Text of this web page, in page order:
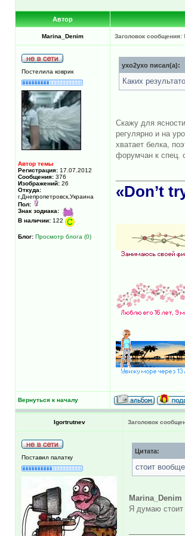
Автор
Marina_Denim Заголовок сообщения:
Постелила коврик
Автор темы
Регистрация: 17.07.2012
Сообщения: 376
Изображений: 26
Откуда:
г.Днепропетровск,Украина
Пол:
Знак зодиака:
В наличии: 122
Блог: Просмотр блога (0)
yxo2yxo писал(а):
Каких
Скажу для
регулярно и на
хватает белка,
форумчан к спец.
«Don’t
Вернуться к началу
Igortrutnev Заголовок
Поставил палатку
Цитата:
стоит
Marina_Denim
Я думаю стоит